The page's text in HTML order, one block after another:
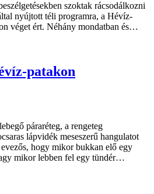
szoktak rácsodálkozni
nyújtott téli programra, a Hévíz-
véget ért. Néhány mondatban és…
patakon
páraréteg, a rengeteg
lápvidék meseszerű hangulatot
hogy mikor bukkan elő egy
mikor lebben fel egy tündér…